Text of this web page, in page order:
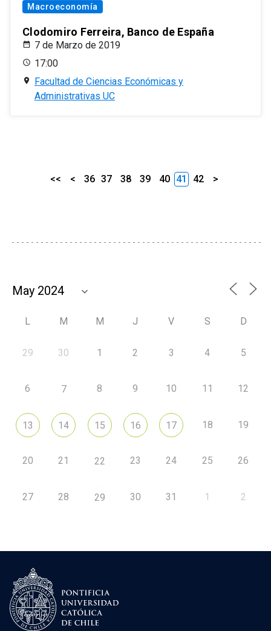
Macroeconomía
Clodomiro Ferreira, Banco de España
7 de Marzo de 2019
17:00
Facultad de Ciencias Económicas y
Administrativas UC
<< < 36 37 38 39 40 41 42 >
L M M J V S D
29 30 1 2 3 4 5
6 7 8 9 10 11 12
13 14 15 16 17 18 19
20 21 22 23 24 25 26
27 28 29 30 31 1 2